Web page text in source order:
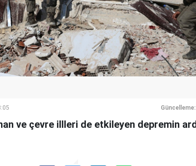
Güncelleme:
ve çevre illleri de etkileyen depremin